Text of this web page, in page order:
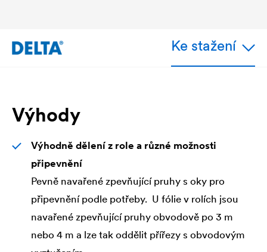
Ke stažení
Výhody
Výhodně dělení z role a různé možnosti
připevnění
Pevně navařené zpevňující pruhy s oky pro
připevnění podle potřeby. U fólie v rolích jsou
navařené zpevňující pruhy obvodově po 3 m
nebo 4 m a lze tak oddělit přířezy s obvodovým